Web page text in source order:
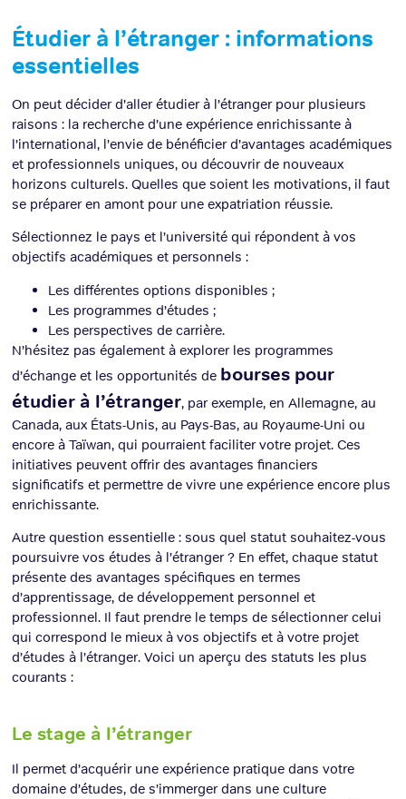
Étudier à l’étranger : informations
essentielles
On peut décider d’aller étudier à l’étranger pour plusieurs
raisons : la recherche d’une expérience enrichissante à
l’international, l’envie de bénéficier d’avantages académiques
et professionnels uniques, ou découvrir de nouveaux
horizons culturels. Quelles que soient les motivations, il faut
se préparer en amont pour une expatriation réussie.
Sélectionnez le pays et l’université qui répondent à vos
objectifs académiques et personnels :
Les différentes options disponibles ;
Les programmes d’études ;
Les perspectives de carrière.
N’hésitez pas également à explorer les programmes
d’échange et les opportunités de bourses pour
étudier à l’étranger, par exemple, en Allemagne, au
Canada, aux États-Unis, au Pays-Bas, au Royaume-Uni ou
encore à Taïwan, qui pourraient faciliter votre projet. Ces
initiatives peuvent offrir des avantages financiers
significatifs et permettre de vivre une expérience encore plus
enrichissante.
Autre question essentielle : sous quel statut souhaitez-vous
poursuivre vos études à l’étranger ? En effet, chaque statut
présente des avantages spécifiques en termes
d’apprentissage, de développement personnel et
professionnel. Il faut prendre le temps de sélectionner celui
qui correspond le mieux à vos objectifs et à votre projet
d’études à l’étranger. Voici un aperçu des statuts les plus
courants :
Le stage à l’étranger
Il permet d’acquérir une expérience pratique dans votre
domaine d’études, de s’immerger dans une culture